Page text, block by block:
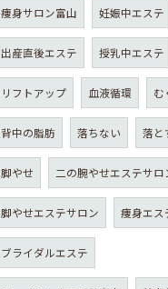
痩身サロン富山 妊娠中エステ
出産直後エステ 授乳中エステ
リフトアップ 血液循環 む
背中の脂肪 落ちない 落と
脚やせ 二の腕やせエステサロ
脚やせエステサロン 痩身エス
ブライダルエステ